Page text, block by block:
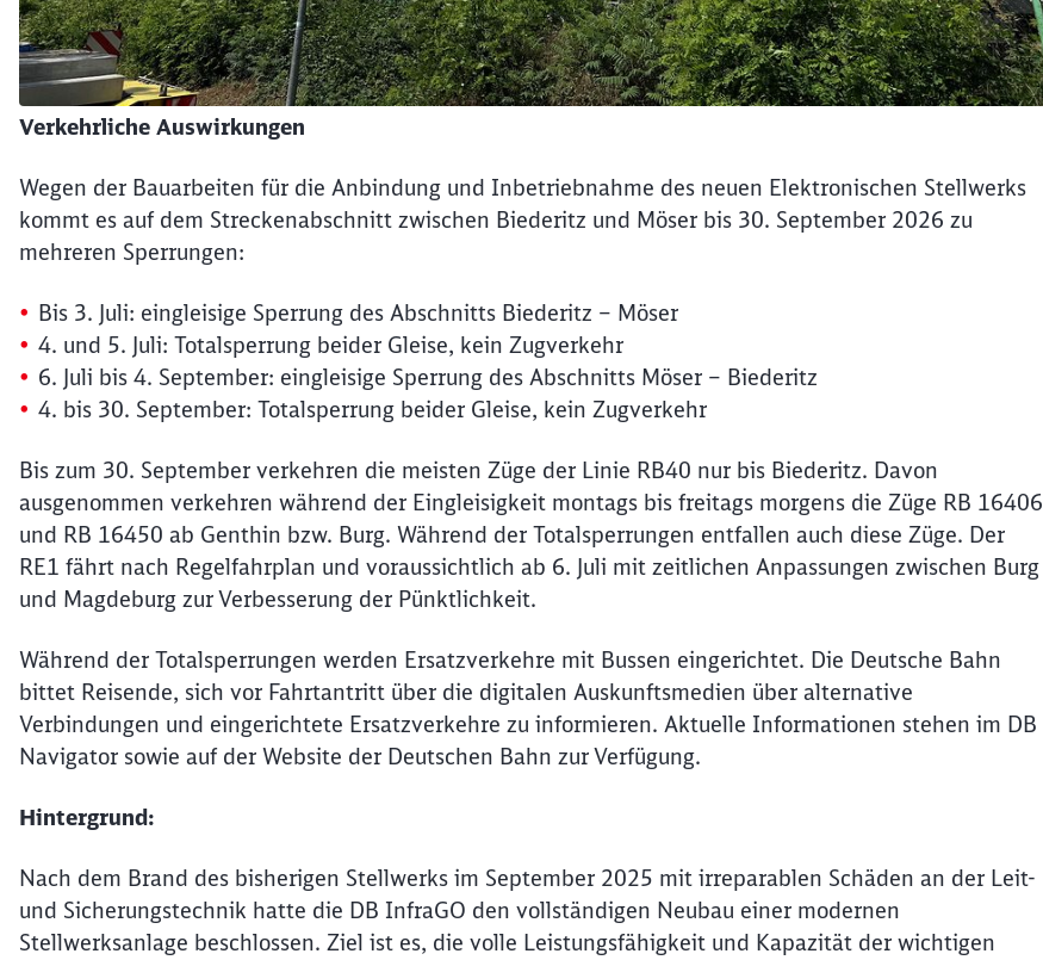
Verkehrliche Auswirkungen
Wegen der Bauarbeiten für die Anbindung und Inbetriebnahme des neuen Elektronischen Stellwerks
kommt es auf dem Streckenabschnitt zwischen Biederitz und Möser bis 30. September 2026 zu
mehreren Sperrungen:
Bis 3. Juli: eingleisige Sperrung des Abschnitts Biederitz – Möser
4. und 5. Juli: Totalsperrung beider Gleise, kein Zugverkehr
6. Juli bis 4. September: eingleisige Sperrung des Abschnitts Möser – Biederitz
4. bis 30. September: Totalsperrung beider Gleise, kein Zugverkehr
Bis zum 30. September verkehren die meisten Züge der Linie RB40 nur bis Biederitz. Davon
ausgenommen verkehren während der Eingleisigkeit montags bis freitags morgens die Züge RB 16406
und RB 16450 ab Genthin bzw. Burg. Während der Totalsperrungen entfallen auch diese Züge. Der
RE1 fährt nach Regelfahrplan und voraussichtlich ab 6. Juli mit zeitlichen Anpassungen zwischen Burg
und Magdeburg zur Verbesserung der Pünktlichkeit.
Während der Totalsperrungen werden Ersatzverkehre mit Bussen eingerichtet. Die Deutsche Bahn
bittet Reisende, sich vor Fahrtantritt über die digitalen Auskunftsmedien über alternative
Verbindungen und eingerichtete Ersatzverkehre zu informieren. Aktuelle Informationen stehen im DB
Navigator sowie auf der Website der Deutschen Bahn zur Verfügung.
Hintergrund:
Nach dem Brand des bisherigen Stellwerks im September 2025 mit irreparablen Schäden an der Leit-
und Sicherungstechnik hatte die DB InfraGO den vollständigen Neubau einer modernen
Stellwerksanlage beschlossen. Ziel ist es, die volle Leistungsfähigkeit und Kapazität der wichtigen